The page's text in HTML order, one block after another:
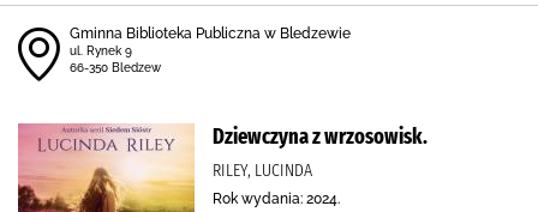
Gminna Biblioteka Publiczna w Bledzewie
ul. Rynek 9
66-350 Bledzew
Dziewczyna z wrzosowisk.
RILEY, LUCINDA
Rok wydania: 2024.